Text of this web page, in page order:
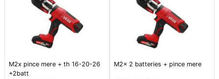
M2x pince mere + th 16-20-26
+2batt
M2x 2 batteries + pince mere